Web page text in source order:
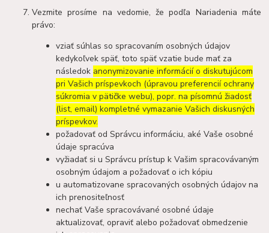
Vezmite prosíme na vedomie, že podľa Nariadenia máte
právo:
vziať súhlas so spracovaním osobných údajov
kedykoľvek späť, toto späť vzatie bude mať za
následok anonymizovanie informácií o diskutujúcom
pri Vašich príspevkoch (úpravou preferencií ochrany
súkromia v pätičke webu), popr. na písomnú žiadosť
(list, email) kompletné vymazanie Vašich diskusných
príspevkov.
požadovať od Správcu informáciu, aké Vaše osobné
údaje spracúva
vyžiadať si u Správcu prístup k Vašim spracovávaným
osobným údajom a požadovať o ich kópiu
u automatizovane spracovaných osobných údajov na
ich prenositeľnosť
nechať Vaše spracovávané osobné údaje
aktualizovať, opraviť alebo požadovať obmedzenie